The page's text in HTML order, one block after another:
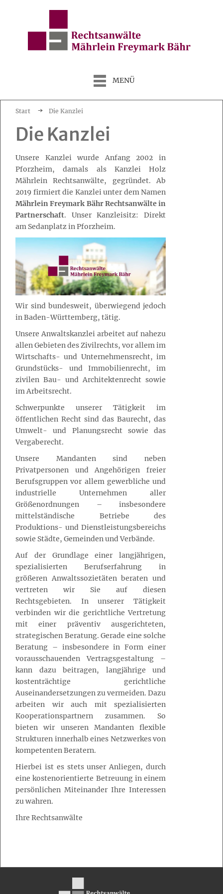
MENÜ
Start Die Kanzlei
Die Kanzlei
Unsere Kanzlei wurde Anfang 2002 in
Pforzheim, damals als Kanzlei Holz
Mährlein Rechtsanwälte, gegründet. Ab
2019 firmiert die Kanzlei unter dem Namen
Mährlein Freymark Bähr Rechtsanwälte in
Partnerschaft. Unser Kanzleisitz: Direkt
am Sedanplatz in Pforzheim.
Wir sind bundesweit, überwiegend jedoch
in Baden-Württemberg, tätig.
Unsere Anwaltskanzlei arbeitet auf nahezu
allen Gebieten des Zivilrechts, vor allem im
Wirtschafts- und Unternehmensrecht, im
Grundstücks- und Immobilienrecht, im
zivilen Bau- und Architektenrecht sowie
im Arbeitsrecht.
Schwerpunkte unserer Tätigkeit im
öffentlichen Recht sind das Baurecht, das
Umwelt- und Planungsrecht sowie das
Vergaberecht.
Unsere Mandanten sind neben
Privatpersonen und Angehörigen freier
Berufsgruppen vor allem gewerbliche und
industrielle Unternehmen aller
Größenordnungen – insbesondere
mittelständische Betriebe des
Produktions- und Dienstleistungsbereichs
sowie Städte, Gemeinden und Verbände.
Auf der Grundlage einer langjährigen,
spezialisierten Berufserfahrung in
größeren Anwaltssozietäten beraten und
vertreten wir Sie auf diesen
Rechtsgebieten. In unserer Tätigkeit
verbinden wir die gerichtliche Vertretung
mit einer präventiv ausgerichteten,
strategischen Beratung. Gerade eine solche
Beratung – insbesondere in Form einer
vorausschauenden Vertragsgestaltung –
kann dazu beitragen, langjährige und
kostenträchtige gerichtliche
Auseinandersetzungen zu vermeiden. Dazu
arbeiten wir auch mit spezialisierten
Kooperationspartnern zusammen. So
bieten wir unseren Mandanten flexible
Strukturen innerhalb eines Netzwerkes von
kompetenten Beratern.
Hierbei ist es stets unser Anliegen, durch
eine kostenorientierte Betreuung in einem
persönlichen Miteinander Ihre Interessen
zu wahren.
Ihre Rechtsanwälte